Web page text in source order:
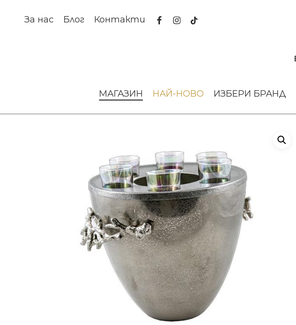
За нас Блог Контакти facebookinstagram
tiktok
МАГАЗИН НАЙ-НОВО ИЗБЕРИ БРАНД